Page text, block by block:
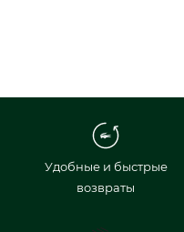
Удобные и быстрые
возвраты